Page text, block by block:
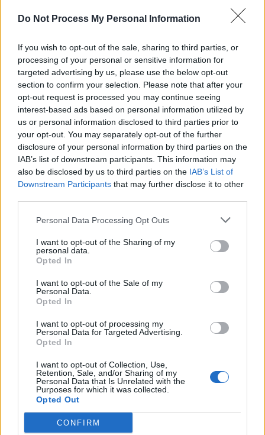
Do Not Process My Personal Information
If you wish to opt-out of the sale, sharing to third parties, or
processing of your personal or sensitive information for
targeted advertising by us, please use the below opt-out
section to confirm your selection. Please note that after your
opt-out request is processed you may continue seeing
interest-based ads based on personal information utilized by
us or personal information disclosed to third parties prior to
your opt-out. You may separately opt-out of the further
disclosure of your personal information by third parties on the
IAB’s list of downstream participants. This information may
also be disclosed by us to third parties on the IAB’s List of
Downstream Participants that may further disclose it to other
Personal Data Processing Opt Outs
I want to opt-out of the Sharing of my
personal data.
Opted In
I want to opt-out of the Sale of my
Personal Data.
Opted In
I want to opt-out of processing my
Personal Data for Targeted Advertising.
Opted In
I want to opt-out of Collection, Use,
Retention, Sale, and/or Sharing of my
Personal Data that Is Unrelated with the
Purposes for which it was collected.
Opted Out
CONFIRM
Rechercher
Rechercher
Articles récents
Les îles européennes, la nouvelle tendance
romantique des jeunes mariés
Voyages locaux en 2026 : la France se tourne vers
ses régions
Grève chez EasyJet : ce qui menace vos vols cet été
La plage la plus fréquentée au monde : un record à
couper le souffle
Tickets-restaurants en vacances : ce que vous devez
absolument savoir